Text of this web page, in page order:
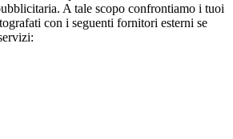
A tale scopo confrontiamo i tuoi
con i seguenti fornitori esterni se